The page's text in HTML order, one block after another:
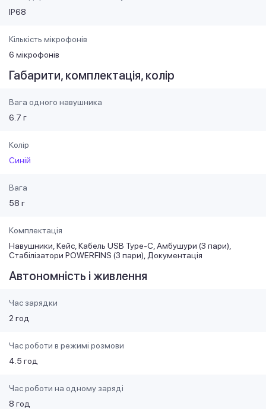
IP68
Кількість мікрофонів
6 мікрофонів
Габарити, комплектація, колір
Вага одного навушника
6.7 г
Колір
Синій
Вага
58 г
Комплектація
Навушники, Кейс, Кабель USB Type-C, Амбушури (3 пари),
Стабілізатори POWERFINS (3 пари), Документація
Автономність і живлення
Час зарядки
2 год
Час роботи в режимі розмови
4.5 год
Час роботи на одному заряді
8 год